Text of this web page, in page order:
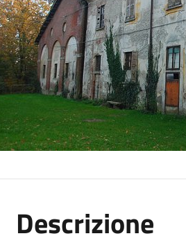
Descrizione